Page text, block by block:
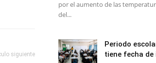
siguiente
por el aumento de las
del...
Periodo
tiene fecha de